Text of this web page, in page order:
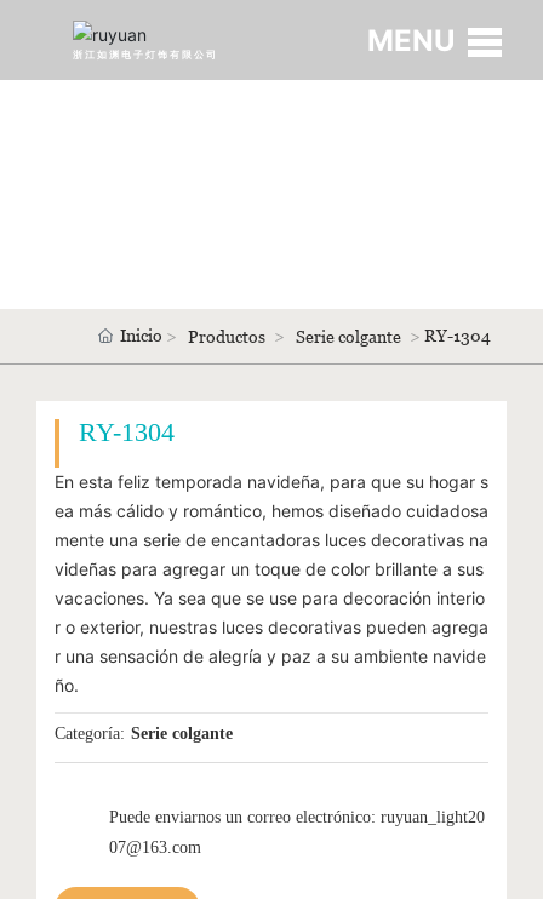
浙江如渊电子灯饰有限公司 MENU
Inicio Productos Serie colgante RY-1304
RY-1304
En esta feliz temporada navideña, para que su hogar s
ea más cálido y romántico, hemos diseñado cuidadosa
mente una serie de encantadoras luces decorativas na
videñas para agregar un toque de color brillante a sus
vacaciones. Ya sea que se use para decoración interio
r o exterior, nuestras luces decorativas pueden agrega
r una sensación de alegría y paz a su ambiente navide
ño.
Categoría: Serie colgante
Puede enviarnos un correo electrónico: ruyuan_light20
07@163.com